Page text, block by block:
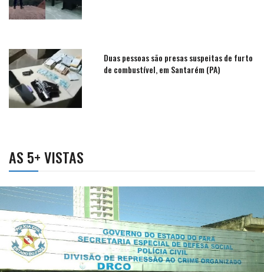
Duas pessoas são presas suspeitas de furto
de combustível, em Santarém (PA)
AS 5+ VISTAS